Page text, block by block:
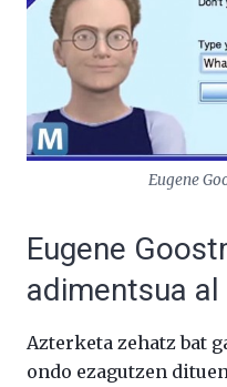
Eugene
Eugene
adimentsua al
Azterketa zehatz bat
ondo ezagutzen